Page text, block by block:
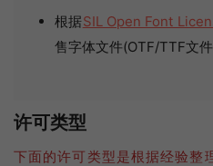
根据SIL Open Font
售字体文件(OTF/TTF文件
许可类型
下面的许可类型是根据经验整